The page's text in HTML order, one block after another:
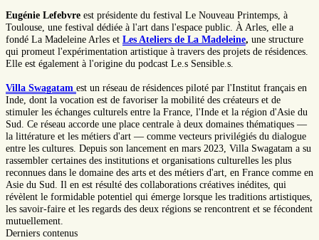
Eugénie Lefebvre est présidente du festival Le Nouveau Printemps, à
Toulouse, une festival dédiée à l'art dans l'espace public. À Arles, elle a
fondé La Madeleine Arles et Les Ateliers de La Madeleine, une structure
qui promeut l'expérimentation artistique à travers des projets de résidences.
Elle est également à l'origine du podcast Le.s Sensible.s.
Villa Swagatam est un réseau de résidences piloté par l'Institut français en
Inde, dont la vocation est de favoriser la mobilité des créateurs et de
stimuler les échanges culturels entre la France, l'Inde et la région d'Asie du
Sud. Ce réseau accorde une place centrale à deux domaines thématiques —
la littérature et les métiers d'art — comme vecteurs privilégiés du dialogue
entre les cultures. Depuis son lancement en mars 2023, Villa Swagatam a su
rassembler certaines des institutions et organisations culturelles les plus
reconnues dans le domaine des arts et des métiers d'art, en France comme en
Asie du Sud. Il en est résulté des collaborations créatives inédites, qui
révèlent le formidable potentiel qui émerge lorsque les traditions artistiques,
les savoir-faire et les regards des deux régions se rencontrent et se fécondent
mutuellement.
Derniers contenus